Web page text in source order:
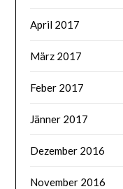
April 2017
März 2017
Feber 2017
Jänner 2017
Dezember 2016
November 2016